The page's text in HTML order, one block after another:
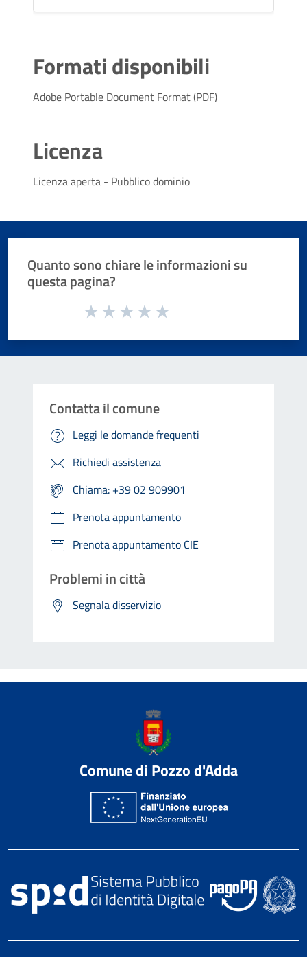
Formati disponibili
Adobe Portable Document Format (PDF)
Licenza
Licenza aperta - Pubblico dominio
Quanto sono chiare le informazioni su
questa pagina?
Valuta da 1 a 5 stelle la pagina
Contatta il comune
Leggi le domande frequenti
Richiedi assistenza
Chiama: +39 02 909901
Prenota appuntamento
Prenota appuntamento CIE
Problemi in città
Segnala disservizio
Comune di Pozzo d'Adda